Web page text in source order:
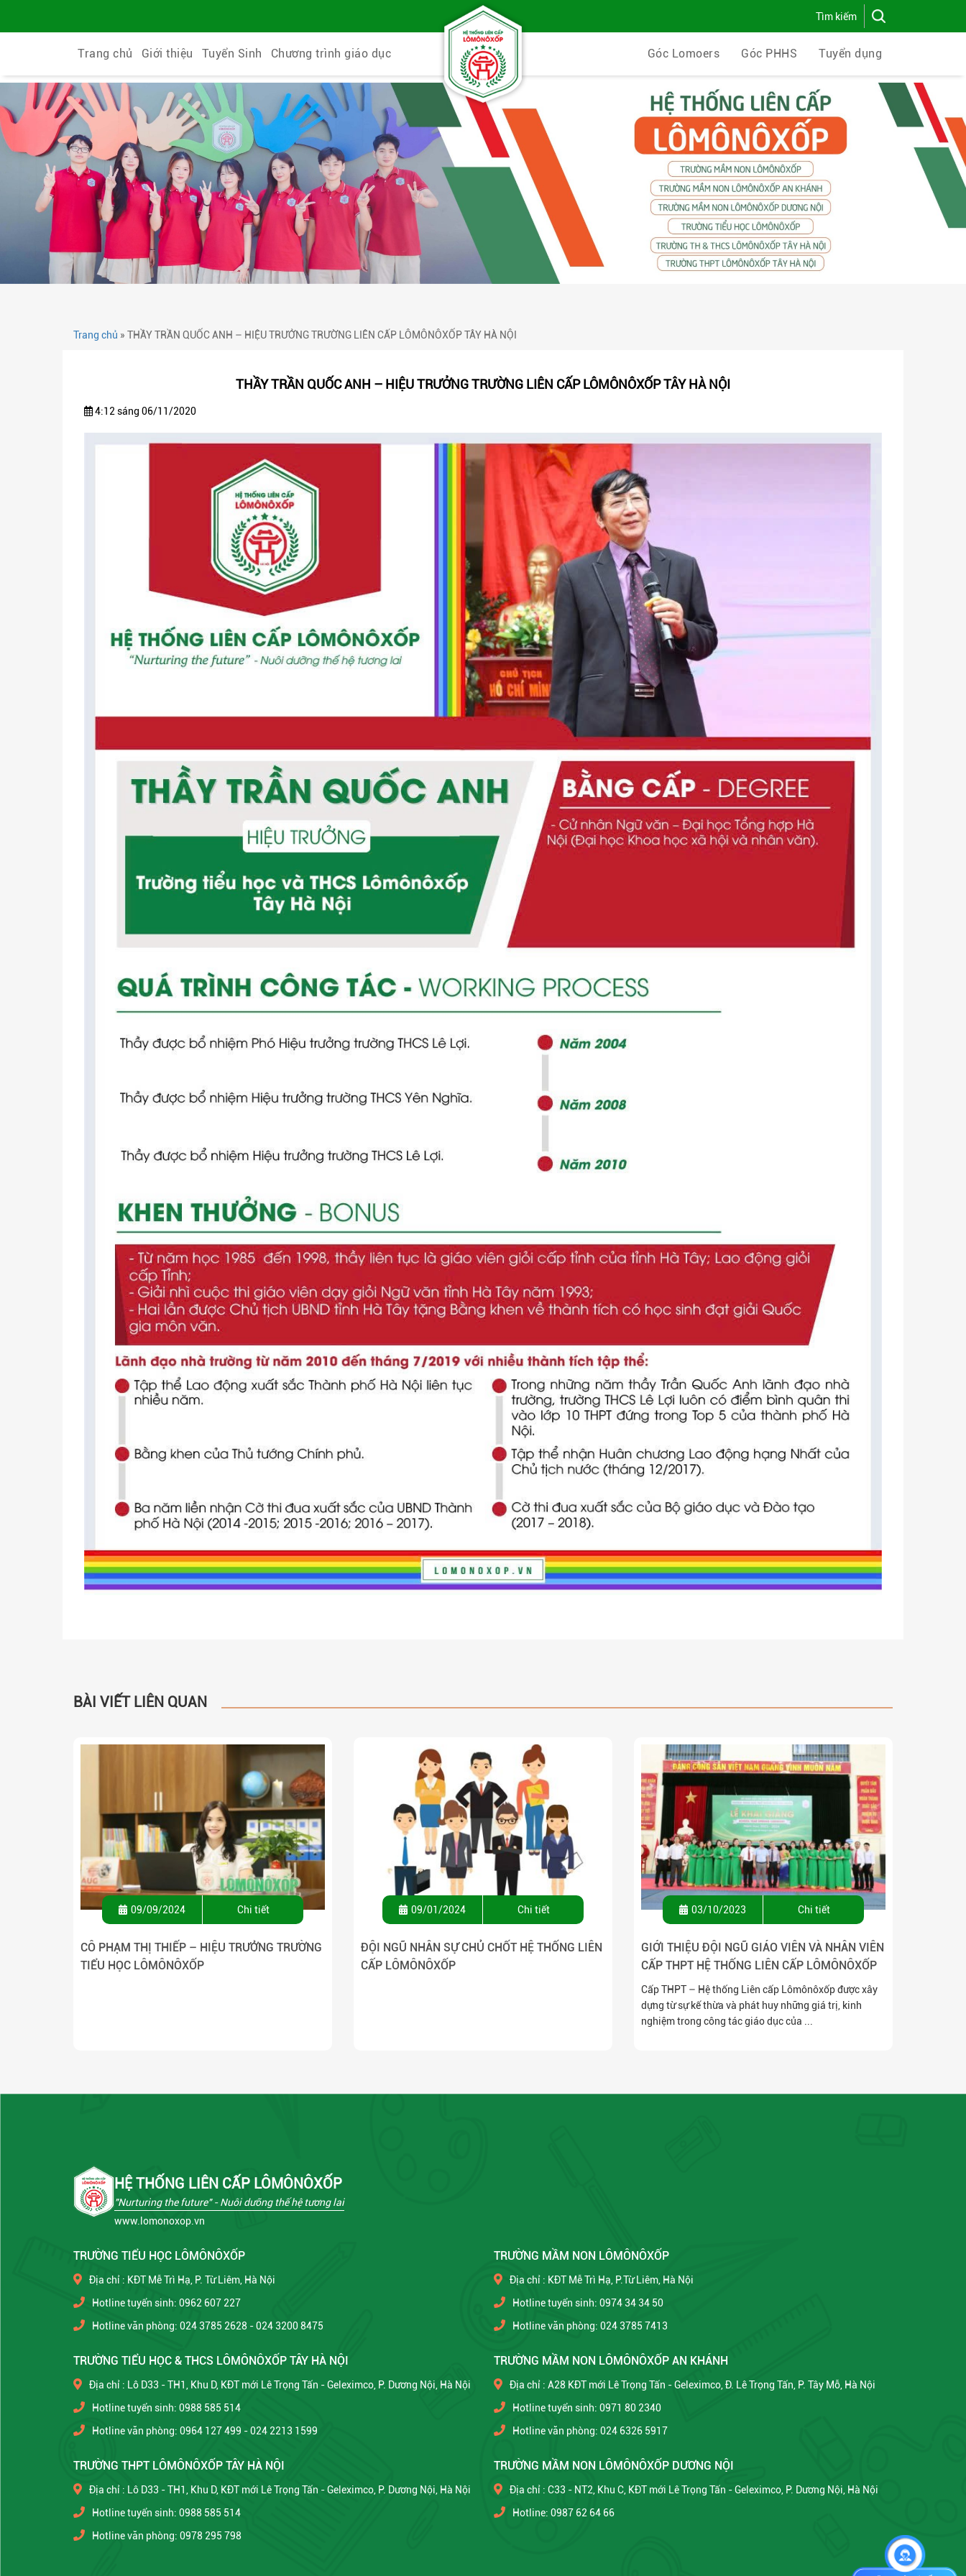
Trang chủ Giới thiệu Tuyển Sinh Chương trình giáo dục Góc Lomoers Góc PHHS Tuyển dụng
Trang chủ » THẦY TRẦN QUỐC ANH – HIỆU TRƯỞNG TRƯỜNG LIÊN CẤP LÔMÔNÔXỐP TÂY HÀ NỘI
THẦY TRẦN QUỐC ANH – HIỆU TRƯỞNG TRƯỜNG LIÊN CẤP LÔMÔNÔXỐP TÂY HÀ NỘI
4:12 sáng 06/11/2020
BÀI VIẾT LIÊN QUAN
09/09/2024 Chi tiết
CÔ PHẠM THỊ THIẾP – HIỆU TRƯỞNG TRƯỜNG
TIỂU HỌC LÔMÔNÔXỐP
09/01/2024 Chi tiết
ĐỘI NGŨ NHÂN SỰ CHỦ CHỐT HỆ THỐNG LIÊN
CẤP LÔMÔNÔXỐP
03/10/2023 Chi tiết
GIỚI THIỆU ĐỘI NGŨ GIÁO VIÊN VÀ NHÂN VIÊN
CẤP THPT HỆ THỐNG LIÊN CẤP LÔMÔNÔXỐP
Cấp THPT – Hệ thống Liên cấp Lômônôxốp được xây
dựng từ sự kế thừa và phát huy những giá trị, kinh
nghiệm trong công tác giáo dục của ...
HỆ THỐNG LIÊN CẤP LÔMÔNÔXỐP
"Nurturing the future"- Nuôi dưỡng thế hệ tương lai
www.lomonoxop.vn
TRƯỜNG TIỂU HỌC LÔMÔNÔXỐP
Địa chỉ : KĐT Mễ Trì Hạ, P. Từ Liêm, Hà Nội
Hotline tuyển sinh: 0962 607 227
Hotline văn phòng: 024 3785 2628 - 024 3200 8475
TRƯỜNG TIỂU HỌC & THCS LÔMÔNÔXỐP TÂY HÀ NỘI
Địa chỉ : Lô D33 - TH1, Khu D, KĐT mới Lê Trọng Tấn - Geleximco, P. Dương Nội, Hà Nội
Hotline tuyển sinh: 0988 585 514
Hotline văn phòng: 0964 127 499 - 024 2213 1599
TRƯỜNG THPT LÔMÔNÔXỐP TÂY HÀ NỘI
Địa chỉ : Lô D33 - TH1, Khu D, KĐT mới Lê Trọng Tấn - Geleximco, P. Dương Nội, Hà Nội
Hotline tuyển sinh: 0988 585 514
Hotline văn phòng: 0978 295 798
TRƯỜNG MẦM NON LÔMÔNÔXỐP
Địa chỉ : KĐT Mễ Trì Hạ, P.Từ Liêm, Hà Nội
Hotline tuyển sinh: 0974 34 34 50
Hotline văn phòng: 024 3785 7413
TRƯỜNG MẦM NON LÔMÔNÔXỐP AN KHÁNH
Địa chỉ : A28 KĐT mới Lê Trọng Tấn - Geleximco, Đ. Lê Trọng Tấn, P. Tây Mỗ, Hà Nội
Hotline tuyển sinh: 0971 80 2340
Hotline văn phòng: 024 6326 5917
TRƯỜNG MẦM NON LÔMÔNÔXỐP DƯƠNG NỘI
Địa chỉ : C33 - NT2, Khu C, KĐT mới Lê Trọng Tấn - Geleximco, P. Dương Nội, Hà Nội
Hotline: 0987 62 64 66